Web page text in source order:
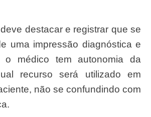
destacar e registrar que se
uma impressão diagnóstica e
o médico tem autonomia da
recurso será utilizado em
não se confundindo com